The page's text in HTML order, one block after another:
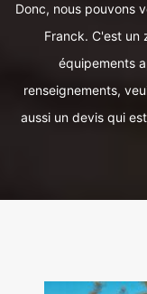
Donc, nous pouvons
Franck. C'est un
équipements
renseignements,
aussi un devis qui